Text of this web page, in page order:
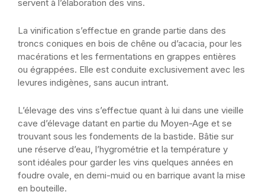
servent à l’élaboration des vins.
La vinification s’effectue en grande partie dans des
troncs coniques en bois de chêne ou d’acacia, pour les
macérations et les fermentations en grappes entières
ou égrappées. Elle est conduite exclusivement avec les
levures indigènes, sans aucun intrant.
L’élevage des vins s’effectue quant à lui dans une vieille
cave d’élevage datant en partie du Moyen-Age et se
trouvant sous les fondements de la bastide. Bâtie sur
une réserve d’eau, l’hygrométrie et la température y
sont idéales pour garder les vins quelques années en
foudre ovale, en demi-muid ou en barrique avant la mise
en bouteille.